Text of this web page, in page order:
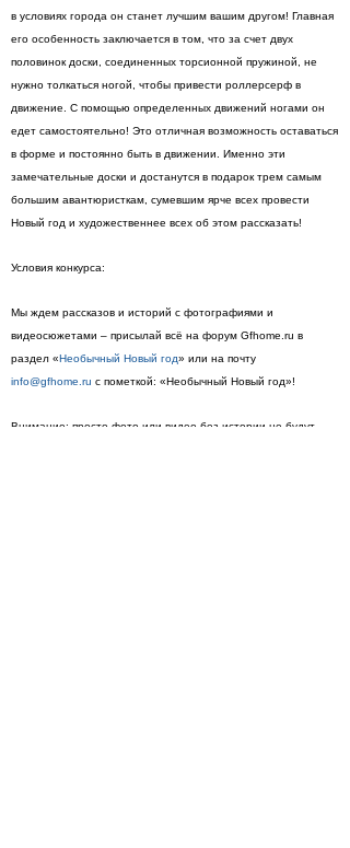
в условиях города он станет лучшим вашим другом! Главная
его особенность заключается в том, что за счет двух
половинок доски, соединенных торсионной пружиной, не
нужно толкаться ногой, чтобы привести роллерсерф в
движение. С помощью определенных движений ногами он
едет самостоятельно! Это отличная возможность оставаться
в форме и постоянно быть в движении. Именно эти
замечательные доски и достанутся в подарок трем самым
большим авантюристкам, сумевшим ярче всех провести
Новый год и художественнее всех об этом рассказать!
Условия конкурса:
Мы ждем рассказов и историй с фотографиями и
видеосюжетами – присылай всё на форум Gfhome.ru в
раздел «Необычный Новый год» или на почту
info@gfhome.ru c пометкой: «Необычный Новый год»!
Внимание: просто фото или видео без истории не будут